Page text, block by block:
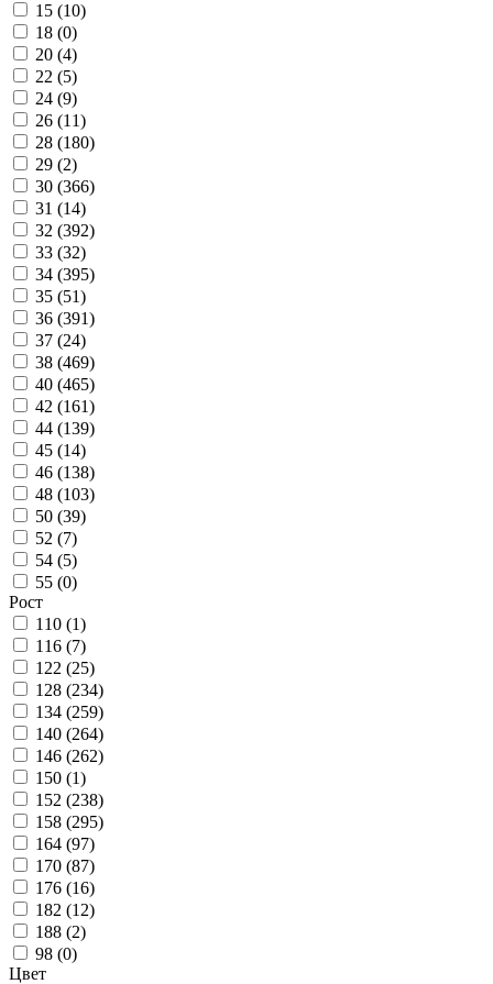
15 (10)
18 (0)
20 (4)
22 (5)
24 (9)
26 (11)
28 (180)
29 (2)
30 (366)
31 (14)
32 (392)
33 (32)
34 (395)
35 (51)
36 (391)
37 (24)
38 (469)
40 (465)
42 (161)
44 (139)
45 (14)
46 (138)
48 (103)
50 (39)
52 (7)
54 (5)
55 (0)
Рост
110 (1)
116 (7)
122 (25)
128 (234)
134 (259)
140 (264)
146 (262)
150 (1)
152 (238)
158 (295)
164 (97)
170 (87)
176 (16)
182 (12)
188 (2)
98 (0)
Цвет